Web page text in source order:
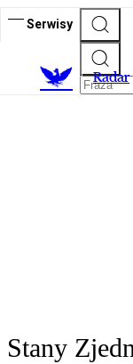
Serwisy
Radar
Stany